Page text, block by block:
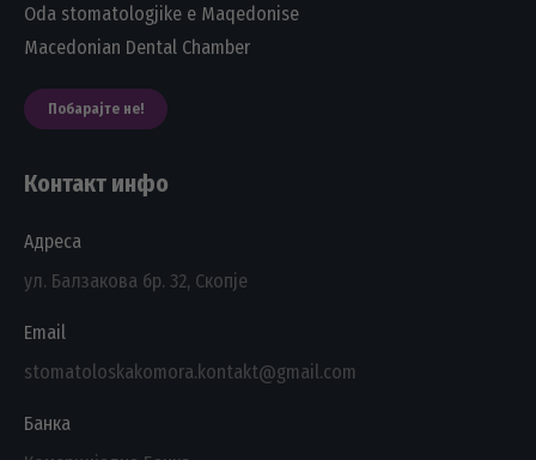
Oda stomatologjike e Maqedonise
Macedonian Dental Chamber
Побарајте не!
Контакт инфо
Адреса
ул. Балзакова бр. 32, Скопје
Email
stomatoloskakomora.kontakt@gmail.com
Банка